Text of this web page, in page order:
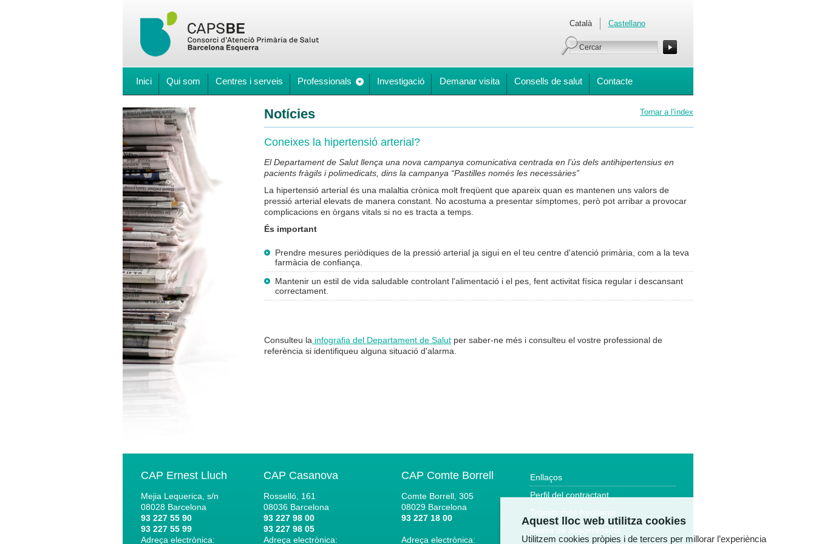
Català Castellano
Inici Qui som Centres i serveis Professionals Investigació Demanar visita Consells de salut Contacte
Tornar a l'índex
Notícies
Coneixes la hipertensió arterial?
El Departament de Salut llença una nova campanya comunicativa centrada en l’ús dels antihipertensius en
pacients fràgils i polimedicats, dins la campanya “Pastilles només les necessàries”
La hipertensió arterial és una malaltia crònica molt freqüent que apareix quan es mantenen uns valors de
pressió arterial elevats de manera constant. No acostuma a presentar símptomes, però pot arribar a provocar
complicacions en òrgans vitals si no es tracta a temps.
És important
Prendre mesures periòdiques de la pressió arterial ja sigui en el teu centre d'atenció primària, com a la teva
farmàcia de confiança.
Mantenir un estil de vida saludable controlant l'alimentació i el pes, fent activitat física regular i descansant
correctament.
Consulteu la infografia del Departament de Salut per saber-ne més i consulteu el vostre professional de
referència si identifiqueu alguna situació d'alarma.
CAP Ernest Lluch
Mejia Lequerica, s/n
08028 Barcelona
93 227 55 90
93 227 55 99
Adreça electrònica:
CAP Casanova
Rosselló, 161
08036 Barcelona
93 227 98 00
93 227 98 05
Adreça electrònica:
CAP Comte Borrell
Comte Borrell, 305
08029 Barcelona
93 227 18 00
Adreça electrònica:
Enllaços
Perfil del contractant
Tràmits més freqüents
Bústia de suggeriments
Aquest lloc web utilitza cookies
Utilitzem cookies pròpies i de tercers per millorar l’experiència